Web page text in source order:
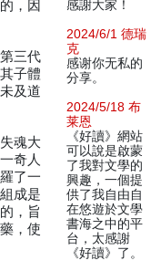
，因
三代
子體
及道
魂大
奇人
了一
成是
，旨
，使
感謝大家！
2024/6/1 德瑞
克
感谢你无私的
分享。
2024/5/18 布
莱恩
《好讀》網站
可以說是啟蒙
了我對文學的
興趣，一個提
供了我自由自
在悠遊於文學
書海之中的平
台，太感謝
《好讀》了。